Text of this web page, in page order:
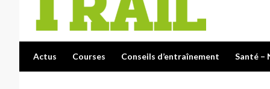
Actus Courses Conseils d’entraînement Santé –